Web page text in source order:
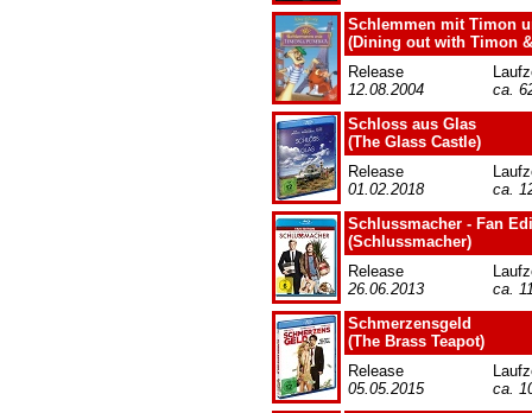
Schlemmen mit Timon
(Dining out with Timon
Release
12.08.2004
ca.
Schloss aus Glas
(The Glass Castle)
Release
01.02.2018
ca.
Schlussmacher - Fan
(Schlussmacher)
Release
26.06.2013
ca.
Schmerzensgeld
(The Brass Teapot)
Release
05.05.2015
ca.